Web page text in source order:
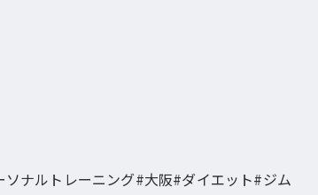
ナルトレーニング#大阪#ダイエット#ジム